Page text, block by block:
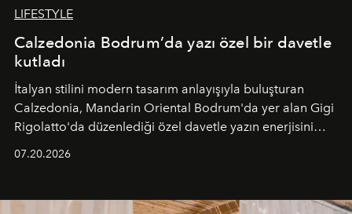
LIFESTYLE
Calzedonia Bodrum’da yazı özel bir davetle
kutladı
İtalyan stilini modern tasarım anlayışıyla buluşturan
Calzedonia, Mandarin Oriental Bodrum'da yer alan Gigi
Rigolatto'da düzenlediği özel davetle yazın enerjisini
07.20.2026